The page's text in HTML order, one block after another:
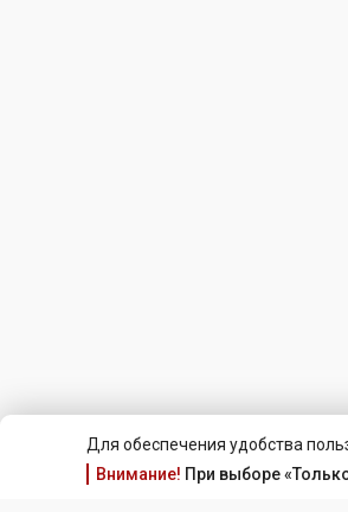
Для обеспечения удобства
Внимание! При выборе